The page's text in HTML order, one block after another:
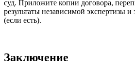
суд. Приложите копии договора,
результаты независимой экспертизы
(если есть).
Заключение